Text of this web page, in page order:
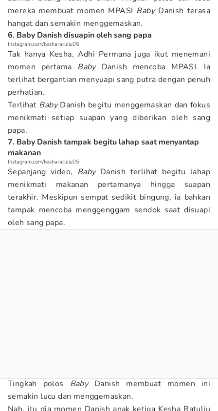
mereka membuat momen MPASI BabyDanish terasa
hangat dan semakin menggemaskan.
6. Baby Danish disuapin oleh sang papa
Instagram.com/kesharatuliu05
Tak hanya Kesha, Adhi Permana juga ikut menemani
momen pertama BabyDanish mencoba MPASI. Ia
terlihat bergantian menyuapi sang putra dengan penuh
perhatian.
Terlihat BabyDanish begitu menggemaskan dan fokus
menikmati setiap suapan yang diberikan oleh sang
papa.
7. Baby Danish tampak begitu lahap saat menyantap
makanan
Instagram.com/kesharatuliu05
Sepanjang video, BabyDanish terlihat begitu lahap
menikmati makanan pertamanya hingga suapan
terakhir. Meskipun sempat sedikit bingung, ia bahkan
tampak mencoba menggenggam sendok saat disuapi
oleh sang papa.
Tingkah polos BabyDanish membuat momen ini
semakin lucu dan menggemaskan.